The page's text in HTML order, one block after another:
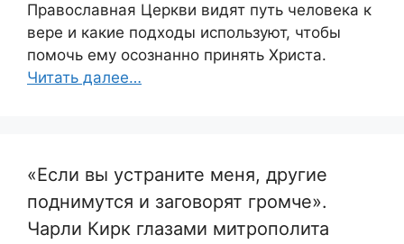
Православная Церкви видят путь человека к
вере и какие подходы используют, чтобы
помочь ему осознанно принять Христа.
Читать далее…
«Если вы устраните меня, другие
поднимутся и заговорят громче».
Чарли Кирк глазами митрополита